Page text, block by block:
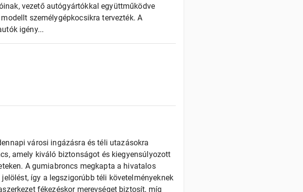
vezető autógyártókkal együttműködve
személygépkocsikra tervezték. A
igény...
városi ingázásra és téli utazásokra
amely kiváló biztonságot és kiegyensúlyozott
A gumiabroncs megkapta a hivatalos
így a legszigorúbb téli követelményeknek
fékezéskor merevséget biztosít, míg